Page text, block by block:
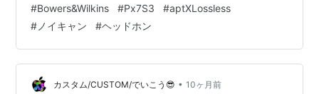
長時間の海外出張が多く、フライトの喧騒や賑やかなカ
フェでのオンライン会議で「集中できる静寂」と「クリ
アな音」の両立を常に求めてきました。 そんな私たちの
「ワイヤレスでも妥協したくない」という強い願いを、
ついに叶えてくれそうなのが、今回注目するBowers &
#Bowers&Wilkins #Px7S3 #aptXLossless
# ノイキャン #ヘッドホン
カスタム/CUSTOM/でいこう😎 • 10ヶ月前